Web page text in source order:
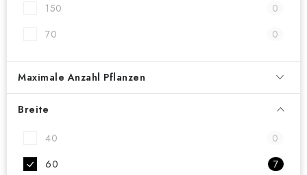
150
0
70
0
Maximale Anzahl Pflanzen
Breite
40
0
60
7